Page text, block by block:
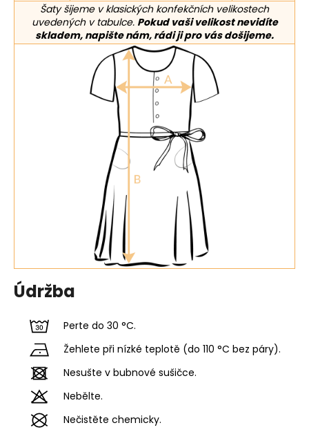
Šaty šijeme v klasických konfekčních velikostech
uvedených v tabulce. Pokud vaši velikost nevidíte
skladem, napište nám, rádi ji pro vás došijeme.
Údržba
Perte do 30 °C.
Žehlete při nízké teplotě (do 110 °C bez páry).
Nesušte v bubnové sušičce.
Nebělte.
Nečistěte chemicky.